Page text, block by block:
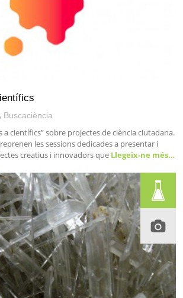
Buscaciència
a científics” sobre projectes de ciència ciutadana.
les sessions dedicades a presentar i
creatius i innovadors que Llegeix-ne més…